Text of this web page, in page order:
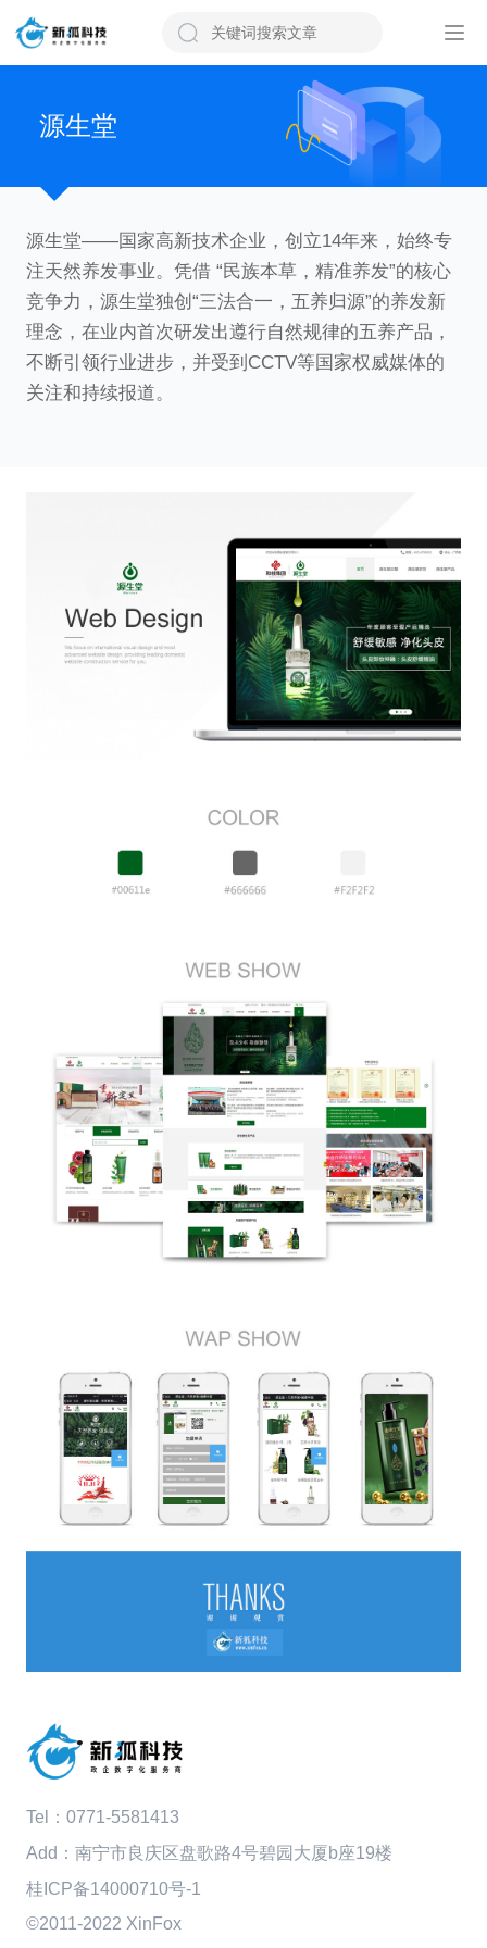
源生堂
源生堂——国家高新技术企业，创立14年来，始终专
注天然养发事业。凭借 “民族本草，精准养发”的核心
竞争力，源生堂独创“三法合一，五养归源”的养发新
理念，在业内首次研发出遵行自然规律的五养产品，
不断引领行业进步，并受到CCTV等国家权威媒体的
关注和持续报道。
Tel： 0771-5581413
Add：南宁市良庆区盘歌路4号碧园大厦b座19楼
桂ICP备14000710号-1
©2011-2022 XinFox